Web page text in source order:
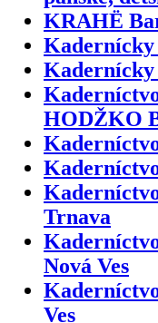
KRAHË
Kadernícky
HODŽKO
Trnava
Nová Ves
Ves